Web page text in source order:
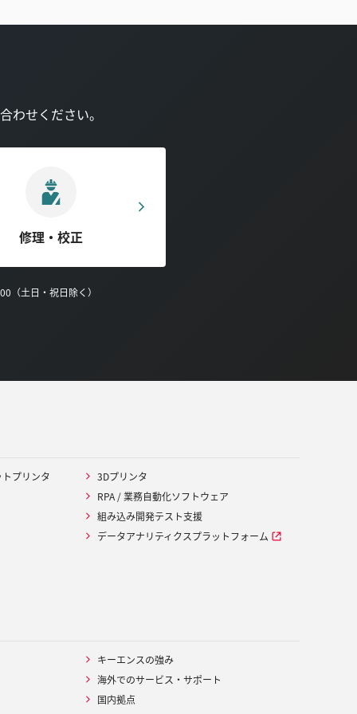
わせください。
修理・校正
（土日・祝日除く）
プリンタ
3Dプリンタ
RPA / 業務自動化ソフトウェア
組み込み開発テスト支援
データアナリティクスプラットフォーム
キーエンスの強み
海外でのサービス・サポート
国内拠点